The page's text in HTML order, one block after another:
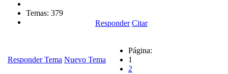
Temas: 379
Responder Citar
Responder Tema Nuevo Tema
Página:
1
2